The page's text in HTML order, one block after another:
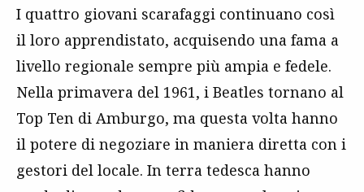
I quattro giovani scarafaggi continuano così
il loro apprendistato, acquisendo una fama a
livello regionale sempre più ampia e fedele.
Nella primavera del 1961, i Beatles tornano al
Top Ten di Amburgo, ma questa volta hanno
il potere di negoziare in maniera diretta con i
gestori del locale. In terra tedesca hanno